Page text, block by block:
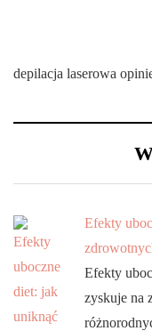
depilacja laserowa
Efekty
Efekty
zyskuje na